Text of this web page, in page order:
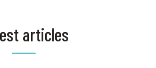
articles